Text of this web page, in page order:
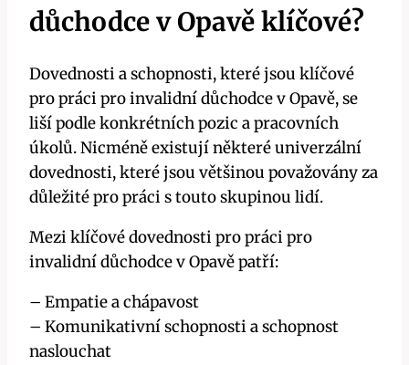
důchodce v Opavě klíčové?
Dovednosti a schopnosti, které jsou klíčové
pro práci pro invalidní důchodce v Opavě, se
liší podle konkrétních pozic a pracovních
úkolů. Nicméně existují některé univerzální
dovednosti, které jsou většinou považovány za
důležité pro práci s touto skupinou lidí.
Mezi klíčové dovednosti pro práci pro
invalidní důchodce v Opavě patří:
– Empatie a chápavost
– Komunikativní schopnosti a schopnost
naslouchat